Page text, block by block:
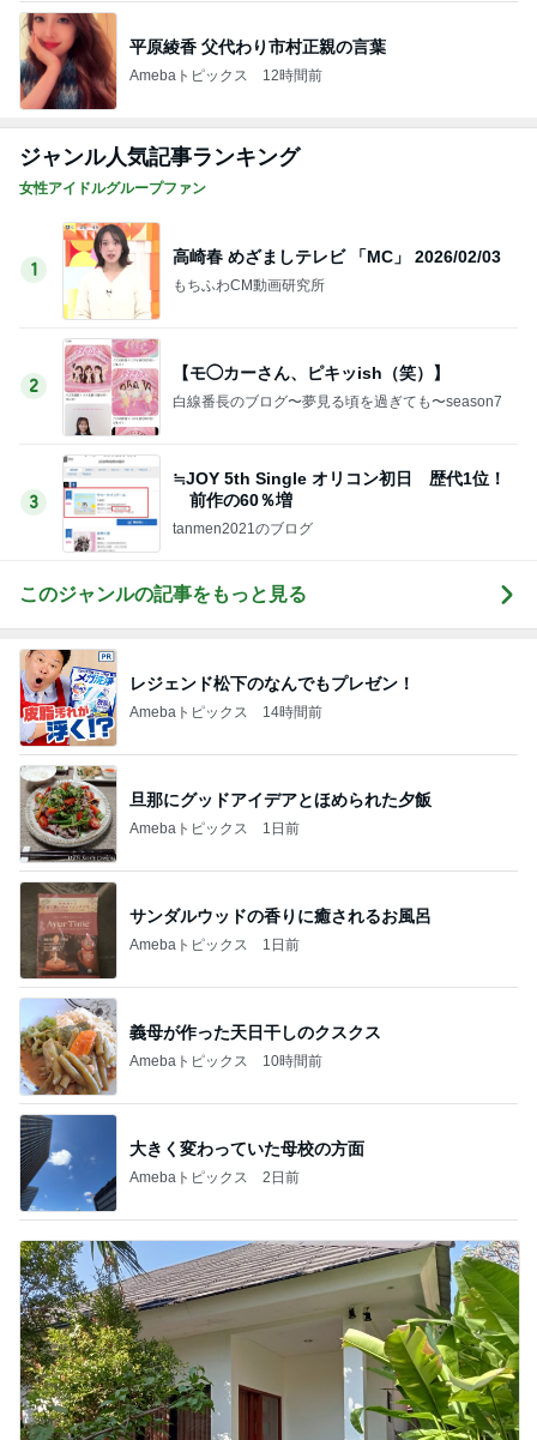
平原綾香 父代わり市村正親の言葉
Amebaトピックス 12時間前
ジャンル人気記事ランキング
女性アイドルグループファン
1
高崎春 めざましテレビ 「MC」 2026/02/03
もちふわCM動画研究所
2
【モ◯カーさん、ピキッish（笑）】
白線番長のブログ〜夢見る頃を過ぎても〜season7
3
≒JOY 5th Single オリコン初日 歴代1位！
前作の60％増
tanmen2021のブログ
このジャンルの記事をもっと見る
レジェンド松下のなんでもプレゼン！
Amebaトピックス 14時間前
旦那にグッドアイデアとほめられた夕飯
Amebaトピックス 1日前
サンダルウッドの香りに癒されるお風呂
Amebaトピックス 1日前
義母が作った天日干しのクスクス
Amebaトピックス 10時間前
大きく変わっていた母校の方面
Amebaトピックス 2日前